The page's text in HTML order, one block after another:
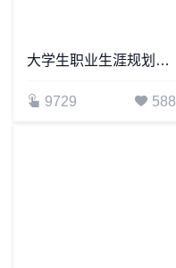
大学生职业生涯规划书word模板
9729 588